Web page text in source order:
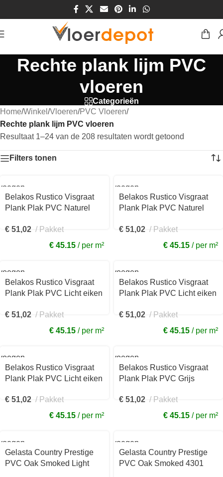
Rechte plank lijm PVC
vloeren
Categorieën
Home/Winkel /Vloeren/PVC Vloeren/
Rechte plank lijm PVC vloeren
Resultaat 1–24 van de 208 resultaten wordt getoond
Filters tonen
Belakos Rustico Visgraat
Plank Plak PVC Naturel
50VIS
€ 51,02
Pakket
€ 45.15
per m²
Toevoegen
winkelwagen
Belakos Rustico Visgraat
Plank Plak PVC Naturel
30VIS
€ 51,02
Pakket
€ 45.15
per m²
Belakos Rustico Visgraat
Plank Plak PVC Licht eiken
€ 51,02
Pakket
€ 45.15
per m²
Toevoegen
winkelwagen
Belakos Rustico Visgraat
Plank Plak PVC Licht eiken
€ 51,02
Pakket
€ 45.15
per m²
Belakos Rustico Visgraat
Plank Plak PVC Licht eiken
€ 51,02
Pakket
€ 45.15
per m²
Toevoegen
winkelwagen
Belakos Rustico Visgraat
Plank Plak PVC Grijs
€ 51,02
Pakket
€ 45.15
per m²
Gelasta Country Prestige
PVC Oak Smoked Light
Toevoegen
winkelwagen
Gelasta Country Prestige
PVC Oak Smoked 4301